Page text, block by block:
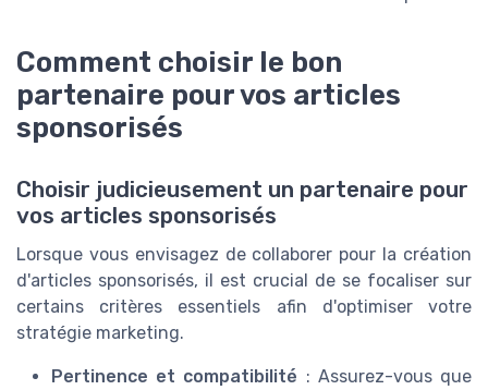
Comment choisir le bon
partenaire pour vos articles
sponsorisés
Choisir judicieusement un partenaire pour
vos articles sponsorisés
Lorsque vous envisagez de collaborer pour la création
d'articles sponsorisés, il est crucial de se focaliser sur
certains critères essentiels afin d'optimiser votre
stratégie marketing.
Pertinence et compatibilité : Assurez-vous que